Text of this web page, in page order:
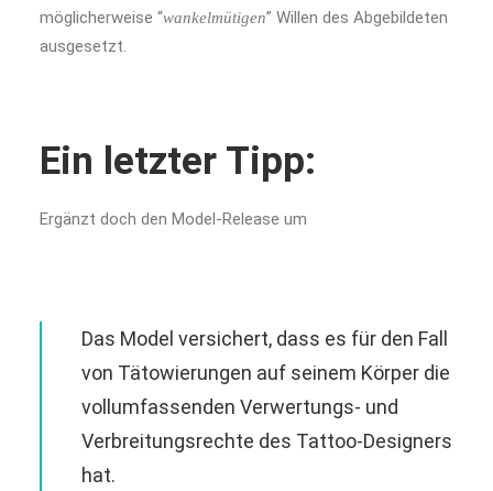
möglicherweise “wankelmütigen” Willen des Abgebildeten
ausgesetzt.
Ein letzter Tipp:
Ergänzt doch den Model-Release um
Das Model versichert, dass es für den Fall
von Tätowierungen auf seinem Körper die
vollumfassenden Verwertungs- und
Verbreitungsrechte des Tattoo-Designers
hat.